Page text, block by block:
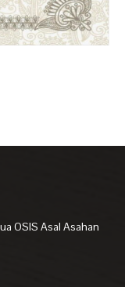
OSIS Asal Asahan